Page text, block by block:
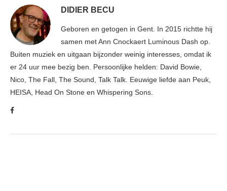
DIDIER BECU
Geboren en getogen in Gent. In 2015 richtte hij
samen met Ann Cnockaert Luminous Dash op.
Buiten muziek en uitgaan bijzonder weinig interesses, omdat ik
er 24 uur mee bezig ben. Persoonlijke helden: David Bowie,
Nico, The Fall, The Sound, Talk Talk. Eeuwige liefde aan Peuk,
HEISA, Head On Stone en Whispering Sons.